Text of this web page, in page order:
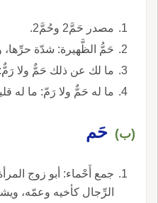
مصدر حَمَّ2 وحُمَّ2.
حَمُّ الظَّهيرة: شدّة حرِّها،
ما لك عن ذلك حَمٌّ ولا
ما له حَمٌّ ولا رَمّ: ما له
(ب) حَم
جمع أَحْماء: أبو زوج
الرِّجال كأخيه وعمّه،